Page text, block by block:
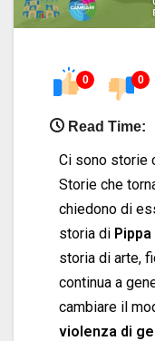
0 0
Read Time:
Ci sono storie
Storie che
chiedono di
storia di
storia di arte,
continua a
cambiare il
violenza di